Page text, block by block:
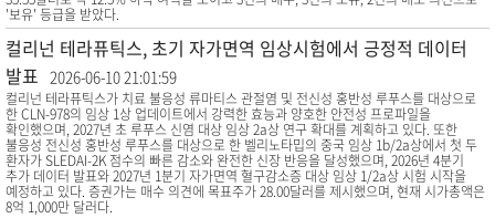
'보유' 등급을 받았다.
컬리넌 테라퓨틱스, 초기 자가면역 임상시험에서 긍정적 데이터
발표 2026-06-10 21:01:59
컬리넌 테라퓨틱스가 치료 불응성 류마티스 관절염 및 전신성 홍반성 루푸스를 대상으로
한 CLN-978의 임상 1상 업데이트에서 강력한 효능과 양호한 안전성 프로파일을
확인했으며, 2027년 초 루푸스 신염 대상 임상 2a상 연구 확대를 계획하고 있다. 또한
불응성 전신성 홍반성 루푸스를 대상으로 한 벨리노타밉의 중국 임상 1b/2a상에서 첫 두
환자가 SLEDAI-2K 점수의 빠른 감소와 완전한 신장 반응을 달성했으며, 2026년 4분기
추가 데이터 발표와 2027년 1분기 자가면역 혈구감소증 대상 임상 1/2a상 시험 시작을
예정하고 있다. 증권가는 매수 의견에 목표주가 28.00달러를 제시했으며, 현재 시가총액은
8억 1,000만 달러다.